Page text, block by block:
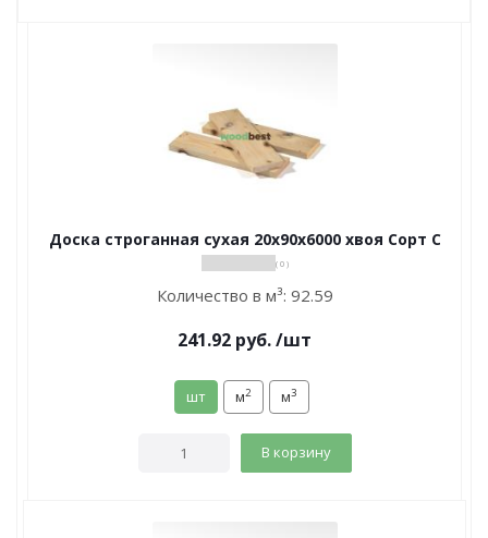
Доска строганная сухая 20х90х6000 хвоя Сорт С
( 0 )
Количество в м³: 92.59
241.92 руб./шт
шт м2 м3
В корзину